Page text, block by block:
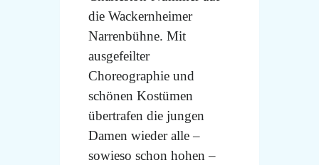
die Wackernheimer
Narrenbühne. Mit
ausgefeilter
Choreographie und
schönen Kostümen
übertrafen die jungen
Damen wieder alle –
sowieso schon hohen –